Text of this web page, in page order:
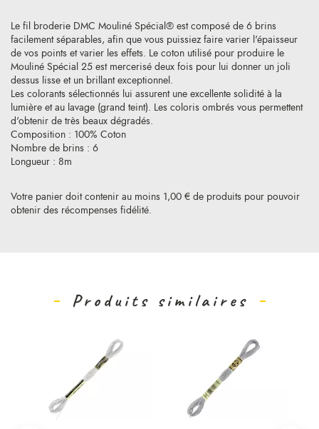
Votre panier doit contenir au moins 1,00 € de produits pour pouvoir
obtenir des récompenses fidélité.
Le fil broderie DMC Mouliné Spécial® est composé de 6 brins
facilement séparables, afin que vous puissiez faire varier l'épaisseur
de vos points et varier les effets. Le coton utilisé pour produire le
Mouliné Spécial 25 est mercerisé deux fois pour lui donner un joli
dessus lisse et un brillant exceptionnel.
Les colorants sélectionnés lui assurent une excellente solidité à la
lumière et au lavage (grand teint). Les coloris ombrés vous permettent
d'obtenir de très beaux dégradés.
Composition : 100% Coton
Nombre de brins : 6
Longueur : 8m
Produits similaires